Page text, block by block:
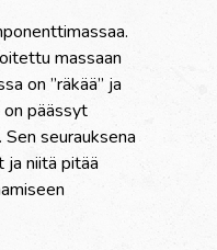
massaan
on ”räkää” ja
on päässyt
seurauksena
niitä pitää